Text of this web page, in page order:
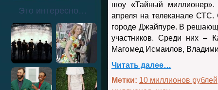
Это интересно…
шоу «Тайный
апреля на телеканале СТС.
городе Джайпуре. В
участников. Среди них –
Магомед Исмаилов,
Читать далее…
Метки: 10 миллионов рублей